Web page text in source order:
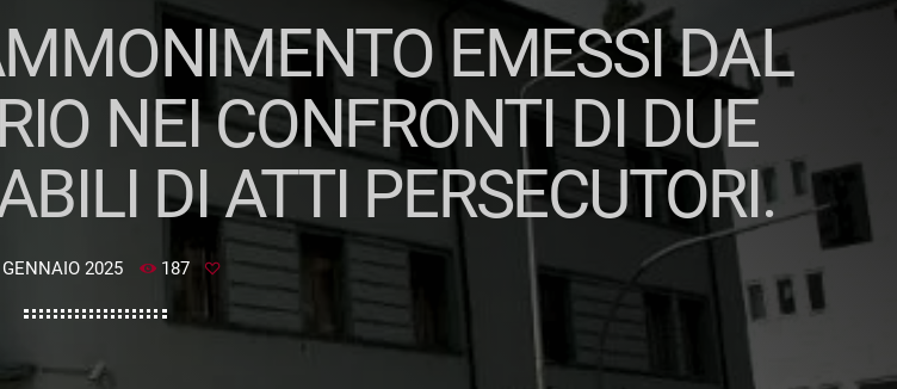
EMESSI DAL
NEI CONFRONTI DI DUE
DI ATTI PERSECUTORI.
2025 187